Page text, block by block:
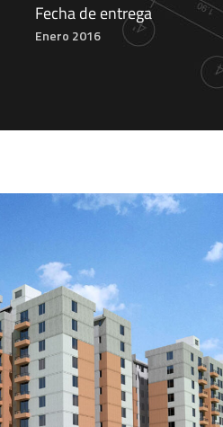
Fecha de entrega
Enero 2016